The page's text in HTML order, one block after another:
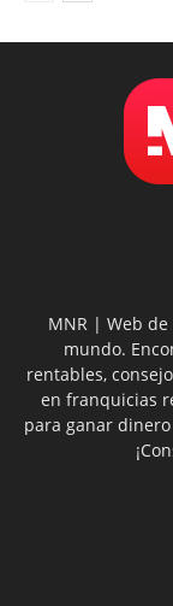
MNR | Web
mundo.
rentables,
en franquicias
para ganar